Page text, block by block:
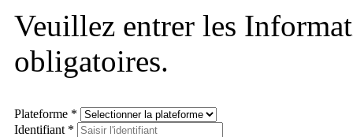
Veuillez entrer les
obligatoires.
Plateforme *
Identifiant *